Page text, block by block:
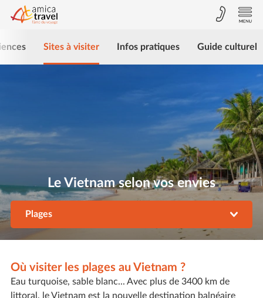
Sites à visiter Infos pratiques Guide culturel
Le Vietnam selon vos envies
Plages
Où visiter les plages au Vietnam ?
Eau turquoise, sable blanc... Avec plus de 3400 km de
littoral, le Vietnam est la nouvelle destination balnéaire